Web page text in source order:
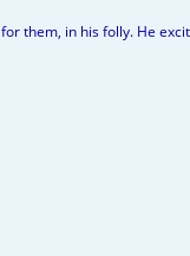
them, in his folly. He